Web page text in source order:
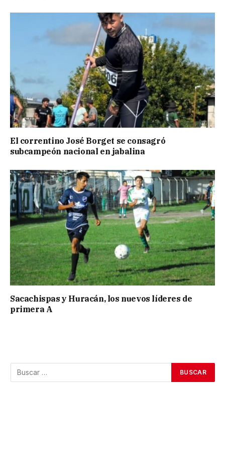
El correntino José Borget se consagró
subcampeón nacional en jabalina
Sacachispas y Huracán, los nuevos líderes de
primera A